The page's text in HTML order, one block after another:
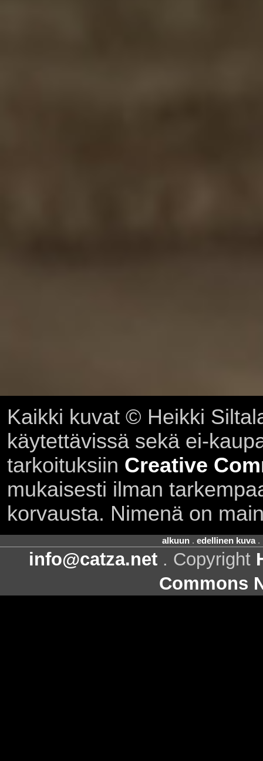
Kaikki kuvat © Heikki
käytettävissä sekä ei-
tarkoituksiin Creative
mukaisesti ilman
korvausta. Nimenä on
alkuun. edellinen kuva.
info@catza.net . Copyright
Commons